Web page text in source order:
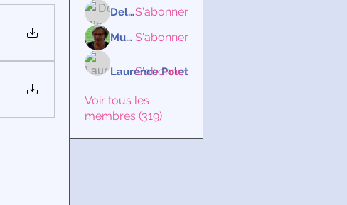
Delphine RibeaucourtS'abonner
Murielle Vieque S'abonner
Laurence Polet
S'abonner
Voir tous les
membres (319)